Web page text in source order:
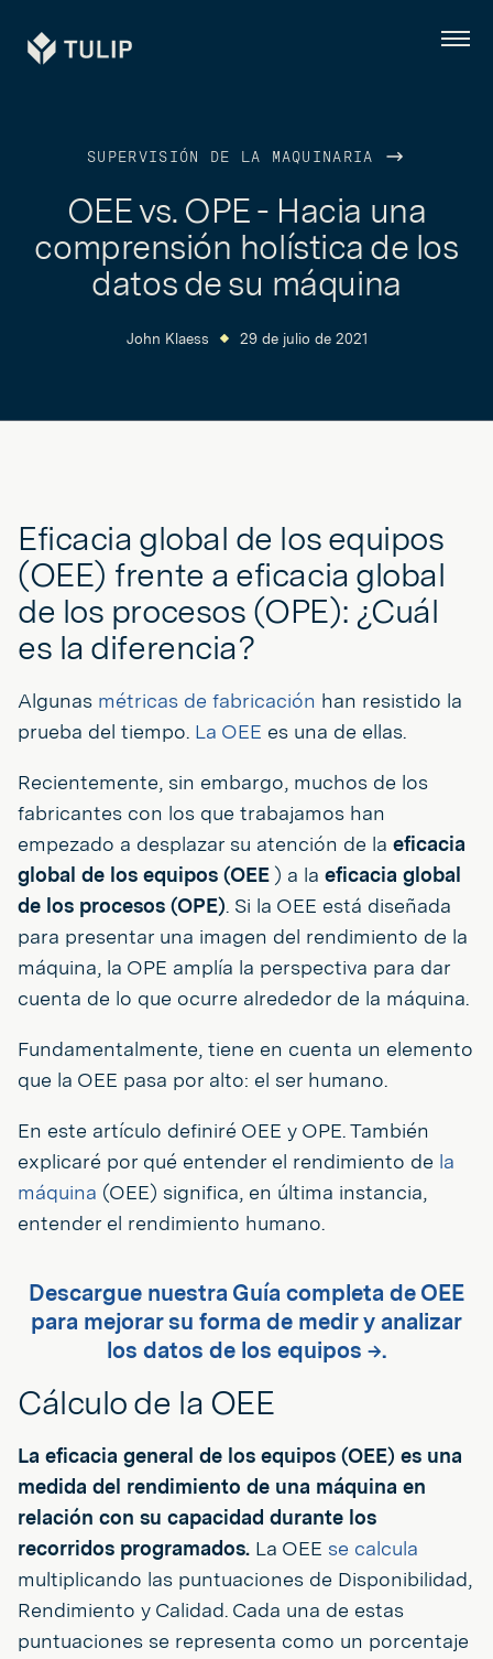
Tulip Menú
SUPERVISIÓN DE LA MAQUINARIA
OEE vs. OPE - Hacia una
comprensión holística de los
datos de su máquina
John Klaess 29 de julio de 2021
Eficacia global de los equipos
(OEE) frente a eficacia global
de los procesos (OPE): ¿Cuál
es la diferencia?
Algunas métricas de fabricación han resistido la
prueba del tiempo. La OEE es una de ellas.
Recientemente, sin embargo, muchos de los
fabricantes con los que trabajamos han
empezado a desplazar su atención de la eficacia
global de los equipos (OEE ) a la eficacia global
de los procesos (OPE). Si la OEE está diseñada
para presentar una imagen del rendimiento de la
máquina, la OPE amplía la perspectiva para dar
cuenta de lo que ocurre alrededor de la máquina.
Fundamentalmente, tiene en cuenta un elemento
que la OEE pasa por alto: el ser humano.
En este artículo definiré OEE y OPE. También
explicaré por qué entender el rendimiento de la
máquina (OEE) significa, en última instancia,
entender el rendimiento humano.
Descargue nuestra Guía completa de OEE
para mejorar su forma de medir y analizar
los datos de los equipos →.
Cálculo de la OEE
La eficacia general de los equipos (OEE) es una
medida del rendimiento de una máquina en
relación con su capacidad durante los
recorridos programados. La OEE se calcula
multiplicando las puntuaciones de Disponibilidad,
Rendimiento y Calidad. Cada una de estas
puntuaciones se representa como un porcentaje